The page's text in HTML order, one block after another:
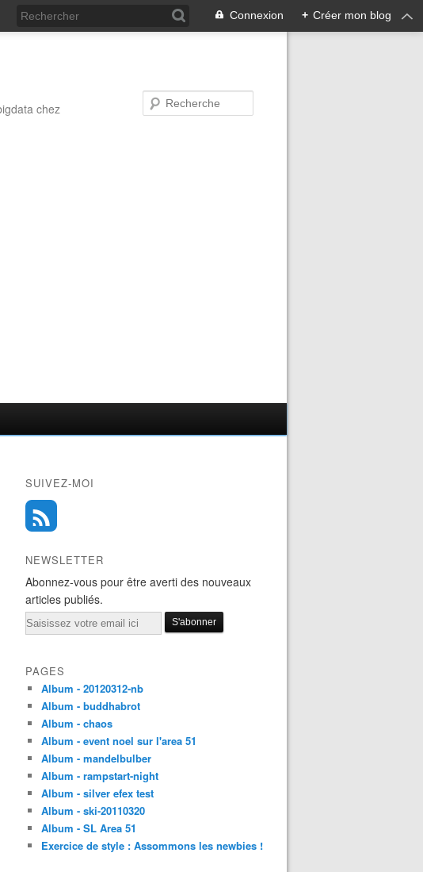
Connexion + Créer mon blog
chez
SUIVEZ-MOI
NEWSLETTER
Abonnez-vous pour être averti des nouveaux
articles publiés.
Email
PAGES
Album - 20120312-nb
Album - buddhabrot
Album - chaos
Album - event noel sur l'area 51
Album - mandelbulber
Album - rampstart-night
Album - silver efex test
Album - ski-20110320
Album - SL Area 51
Exercice de style : Assommons les newbies !